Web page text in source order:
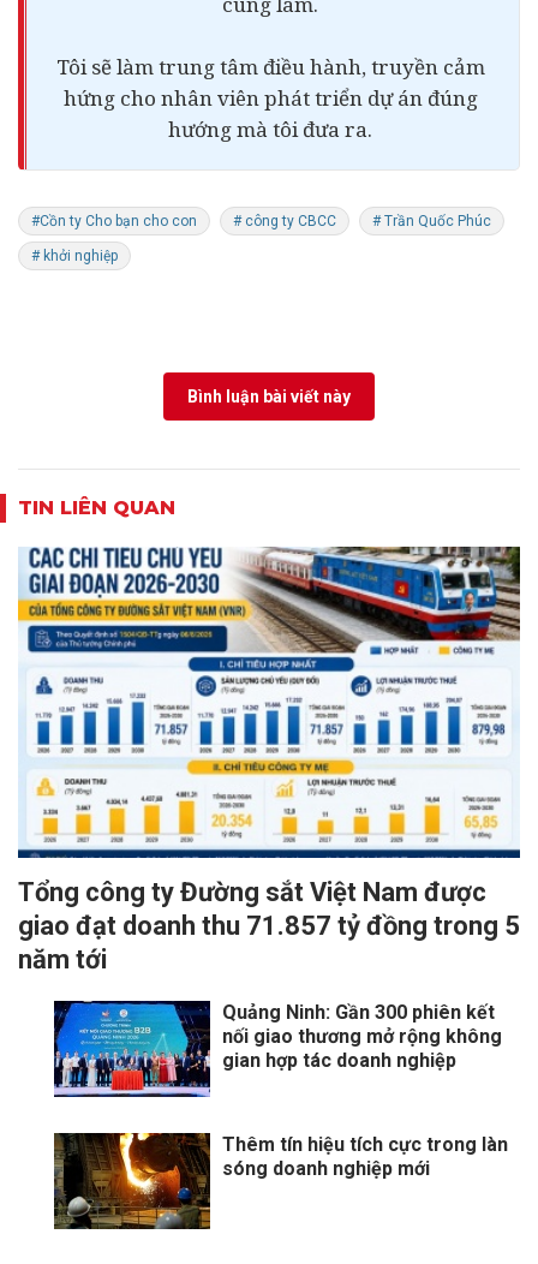
Tôi sẽ làm trung tâm điều hành, truyền cảm
hứng cho nhân viên phát triển dự án đúng
hướng mà tôi đưa ra.
#Cồn ty Cho bạn cho con # công ty CBCC # Trần Quốc Phúc
# khởi nghiệp
Bình luận bài viết này
TIN LIÊN QUAN
Tổng công ty Đường sắt Việt Nam được
giao đạt doanh thu 71.857 tỷ đồng trong 5
năm tới
Quảng Ninh: Gần 300 phiên kết
nối giao thương mở rộng không
gian hợp tác doanh nghiệp
Thêm tín hiệu tích cực trong làn
sóng doanh nghiệp mới